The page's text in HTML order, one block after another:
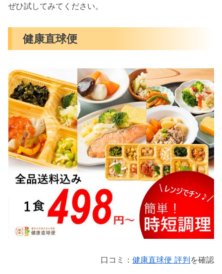
ぜひ試してみてください。
健康直球便
口コミ： 健康直球便 評判を確認